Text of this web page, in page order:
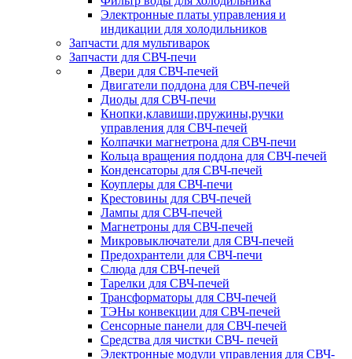
Электронные платы управления и
индикации для холодильников
Запчасти для мультиварок
Запчасти для СВЧ-печи
Двери для СВЧ-печей
Двигатели поддона для СВЧ-печей
Диоды для СВЧ-печи
Кнопки,клавиши,пружины,ручки
управления для СВЧ-печей
Колпачки магнетрона для СВЧ-печи
Кольца вращения поддона для СВЧ-печей
Конденсаторы для СВЧ-печей
Коуплеры для СВЧ-печи
Крестовины для СВЧ-печей
Лампы для СВЧ-печей
Магнетроны для СВЧ-печей
Микровыключатели для СВЧ-печей
Предохрантели для СВЧ-печи
Слюда для СВЧ-печей
Тарелки для СВЧ-печей
Трансформаторы для СВЧ-печей
ТЭНы конвекции для СВЧ-печей
Сенсорные панели для СВЧ-печей
Средства для чистки СВЧ- печей
Электронные модули управления для СВЧ-